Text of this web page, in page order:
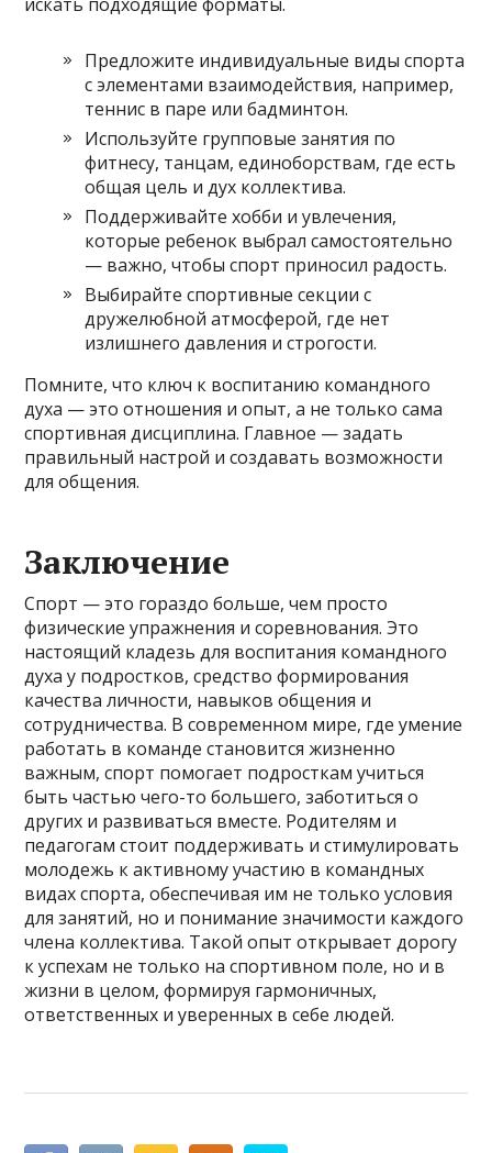
Предложите индивидуальные виды спорта
с элементами взаимодействия, например,
теннис в паре или бадминтон.
Используйте групповые занятия по
фитнесу, танцам, единоборствам, где есть
общая цель и дух коллектива.
Поддерживайте хобби и увлечения,
которые ребенок выбрал самостоятельно
— важно, чтобы спорт приносил радость.
Выбирайте спортивные секции с
дружелюбной атмосферой, где нет
излишнего давления и строгости.
Помните, что ключ к воспитанию командного
духа — это отношения и опыт, а не только сама
спортивная дисциплина. Главное — задать
правильный настрой и создавать возможности
для общения.
Заключение
Спорт — это гораздо больше, чем просто
физические упражнения и соревнования. Это
настоящий кладезь для воспитания командного
духа у подростков, средство формирования
качества личности, навыков общения и
сотрудничества. В современном мире, где умение
работать в команде становится жизненно
важным, спорт помогает подросткам учиться
быть частью чего-то большего, заботиться о
других и развиваться вместе. Родителям и
педагогам стоит поддерживать и стимулировать
молодежь к активному участию в командных
видах спорта, обеспечивая им не только условия
для занятий, но и понимание значимости каждого
члена коллектива. Такой опыт открывает дорогу
к успехам не только на спортивном поле, но и в
жизни в целом, формируя гармоничных,
ответственных и уверенных в себе людей.